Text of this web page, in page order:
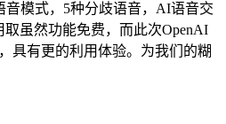
音模式，5种分歧语音，AI语音交
取虽然功能免费，而此次OpenAI
具有更的利用体验。为我们的糊